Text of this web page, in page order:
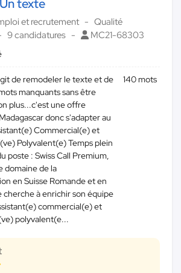
texte
et recrutement
Qualité
9 candidatures MC21-68303
de remodeler le texte et de
manquants sans être
plus...c'est une offre
donc s'adapter au
Commercial(e) et
Polyvalent(e) Temps plein
poste : Swiss Call Premium,
domaine de la
en Suisse Romande et en
à enrichir son équipe
commercial(e) et
polyvalent(e...
140 mots